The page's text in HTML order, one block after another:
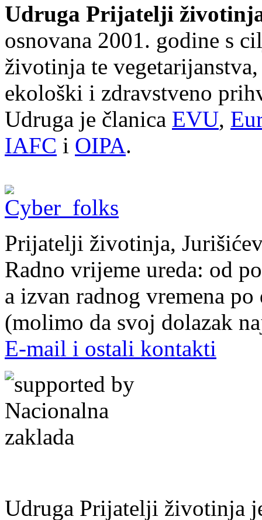
Udruga Prijatelji
osnovana 2001. godine s
životinja te
ekološki i zdravstveno
Udruga je članica EVU,
IAFC i OIPA.
Prijatelji životinja,
Radno vrijeme ureda: od
a izvan radnog vremena
(molimo da svoj dolazak
E-mail i ostali kontakti
Udruga Prijatelji životinja